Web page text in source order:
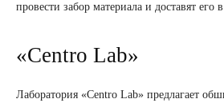
провести забор материала и доставят его
«Centro Lab»
Лаборатория «Centro Lab» предлагает